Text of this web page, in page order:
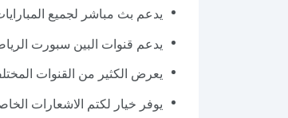
يدعم بث مباشر لجميع
يدعم قنوات البين سبورت
يعرض الكثير من القنوات
يوفر خيار لكتم الاشعارات